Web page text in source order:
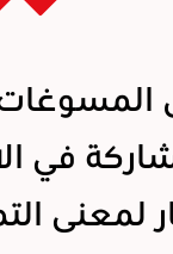
في
لمعنى